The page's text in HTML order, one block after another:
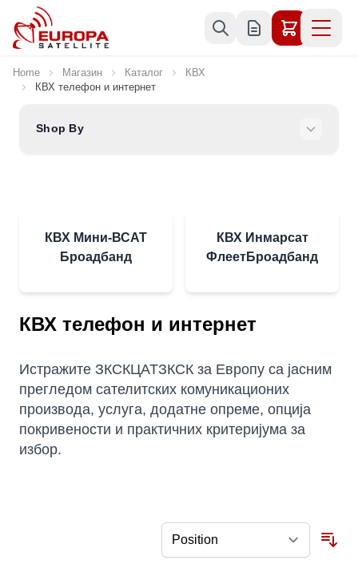
Skip to Content
Home Магазин Каталог
КВХ
КВХ телефон и интернет
Shop By
КВХ Мини-ВСАТ
Броадбанд
КВХ Инмарсат
ФлеетБроадбанд
КВХ телефон и интернет
Истражите ЗКСКЦАТЗКСК за Европу са јасним
прегледом сателитских комуникационих
производа, услуга, додатне опреме, опција
покривености и практичних критеријума за
избор.